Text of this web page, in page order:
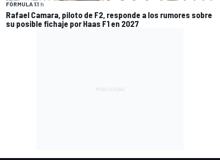
FÓRMULA 13 h
Rafael Camara, piloto de F2, responde a los rumores sobre
su posible fichaje por Haas F1 en 2027